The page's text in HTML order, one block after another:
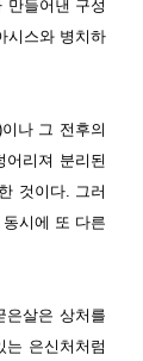
들어낸 구성
시스와 병치하
나 그 전후의
리져 분리된
것이다. 그러
시에 또 다른
은살은 상처를
은신처처럼